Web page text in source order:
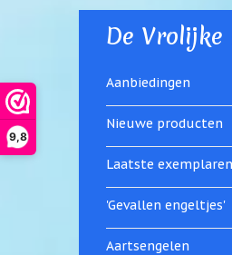
9,8
De Vrolijke
Aanbiedingen
Nieuwe producten
Laatste exemplaren
'Gevallen engeltjes'
Aartsengelen